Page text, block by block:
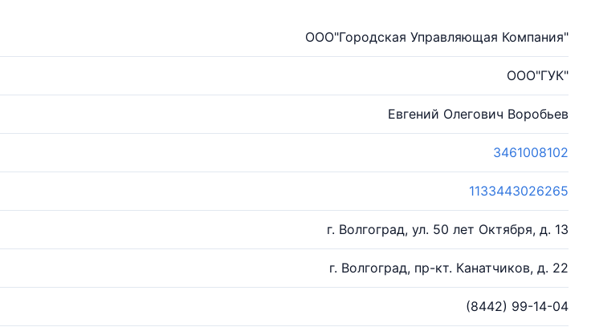
ООО"Городская Управляющая Компания"
ООО"ГУК"
Евгений Олегович Воробьев
3461008102
1133443026265
г. Волгоград, ул. 50 лет Октября, д. 13
г. Волгоград, пр-кт. Канатчиков, д. 22
(8442) 99-14-04